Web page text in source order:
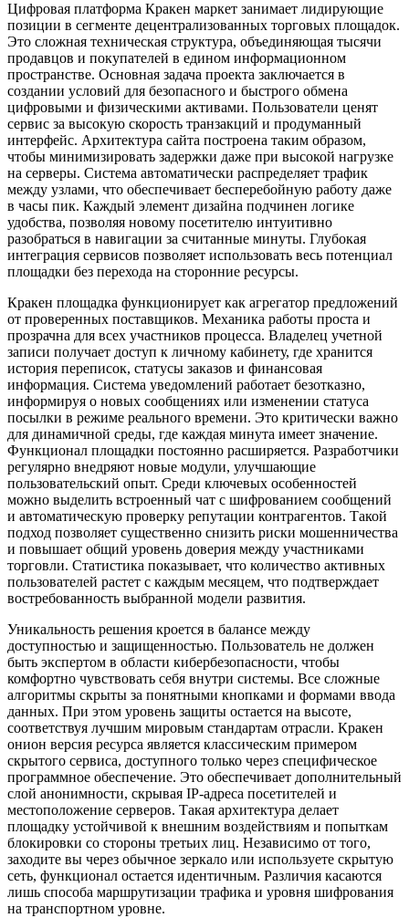
Цифровая платформа Кракен маркет занимает лидирующие
позиции в сегменте децентрализованных торговых площадок.
Это сложная техническая структура, объединяющая тысячи
продавцов и покупателей в едином информационном
пространстве. Основная задача проекта заключается в
создании условий для безопасного и быстрого обмена
цифровыми и физическими активами. Пользователи ценят
сервис за высокую скорость транзакций и продуманный
интерфейс. Архитектура сайта построена таким образом,
чтобы минимизировать задержки даже при высокой нагрузке
на серверы. Система автоматически распределяет трафик
между узлами, что обеспечивает бесперебойную работу даже
в часы пик. Каждый элемент дизайна подчинен логике
удобства, позволяя новому посетителю интуитивно
разобраться в навигации за считанные минуты. Глубокая
интеграция сервисов позволяет использовать весь потенциал
площадки без перехода на сторонние ресурсы.
Кракен площадка функционирует как агрегатор предложений
от проверенных поставщиков. Механика работы проста и
прозрачна для всех участников процесса. Владелец учетной
записи получает доступ к личному кабинету, где хранится
история переписок, статусы заказов и финансовая
информация. Система уведомлений работает безотказно,
информируя о новых сообщениях или изменении статуса
посылки в режиме реального времени. Это критически важно
для динамичной среды, где каждая минута имеет значение.
Функционал площадки постоянно расширяется. Разработчики
регулярно внедряют новые модули, улучшающие
пользовательский опыт. Среди ключевых особенностей
можно выделить встроенный чат с шифрованием сообщений
и автоматическую проверку репутации контрагентов. Такой
подход позволяет существенно снизить риски мошенничества
и повышает общий уровень доверия между участниками
торговли. Статистика показывает, что количество активных
пользователей растет с каждым месяцем, что подтверждает
востребованность выбранной модели развития.
Уникальность решения кроется в балансе между
доступностью и защищенностью. Пользователь не должен
быть экспертом в области кибербезопасности, чтобы
комфортно чувствовать себя внутри системы. Все сложные
алгоритмы скрыты за понятными кнопками и формами ввода
данных. При этом уровень защиты остается на высоте,
соответствуя лучшим мировым стандартам отрасли. Кракен
онион версия ресурса является классическим примером
скрытого сервиса, доступного только через специфическое
программное обеспечение. Это обеспечивает дополнительный
слой анонимности, скрывая IP-адреса посетителей и
местоположение серверов. Такая архитектура делает
площадку устойчивой к внешним воздействиям и попыткам
блокировки со стороны третьих лиц. Независимо от того,
заходите вы через обычное зеркало или используете скрытую
сеть, функционал остается идентичным. Различия касаются
лишь способа маршрутизации трафика и уровня шифрования
на транспортном уровне.